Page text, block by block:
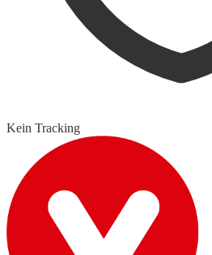
Kein Tracking